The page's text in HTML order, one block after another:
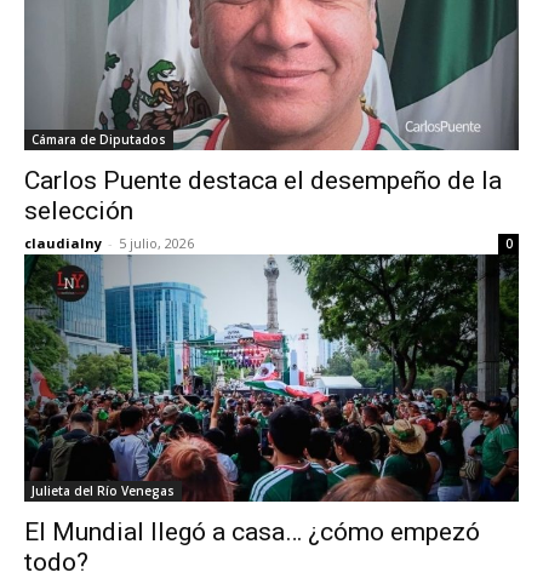
Cámara de Diputados
Carlos Puente destaca el desempeño de la
selección
claudialny - 5 julio, 2026 0
Julieta del Río Venegas
El Mundial llegó a casa… ¿cómo empezó
todo?